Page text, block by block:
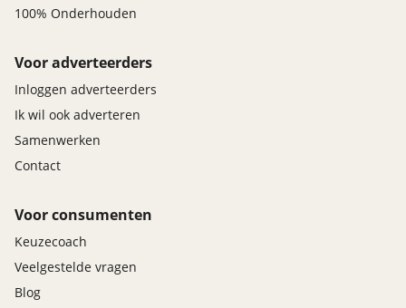
100% Onderhouden
Voor adverteerders
Inloggen adverteerders
Ik wil ook adverteren
Samenwerken
Contact
Voor consumenten
Keuzecoach
Veelgestelde vragen
Blog